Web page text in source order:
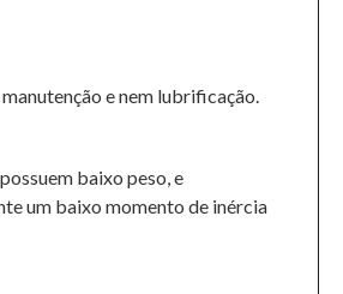
e nem lubrificação.
baixo peso, e
um baixo momento de inércia